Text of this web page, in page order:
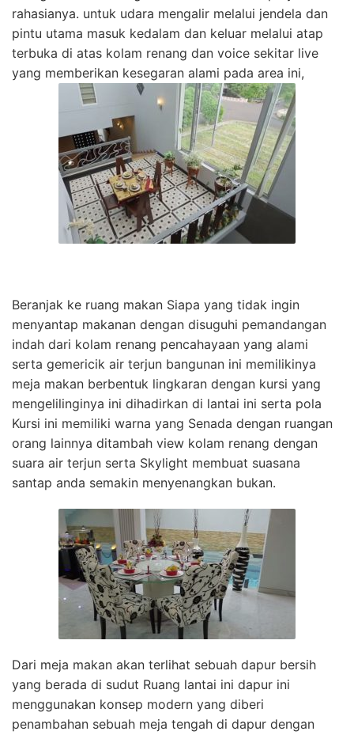
rahasianya. untuk udara mengalir melalui jendela dan
pintu utama masuk kedalam dan keluar melalui atap
terbuka di atas kolam renang dan voice sekitar live
yang memberikan kesegaran alami pada area ini,
Beranjak ke ruang makan Siapa yang tidak ingin
menyantap makanan dengan disuguhi pemandangan
indah dari kolam renang pencahayaan yang alami
serta gemericik air terjun bangunan ini memilikinya
meja makan berbentuk lingkaran dengan kursi yang
mengelilinginya ini dihadirkan di lantai ini serta pola
Kursi ini memiliki warna yang Senada dengan ruangan
orang lainnya ditambah view kolam renang dengan
suara air terjun serta Skylight membuat suasana
santap anda semakin menyenangkan bukan.
Dari meja makan akan terlihat sebuah dapur bersih
yang berada di sudut Ruang lantai ini dapur ini
menggunakan konsep modern yang diberi
penambahan sebuah meja tengah di dapur dengan